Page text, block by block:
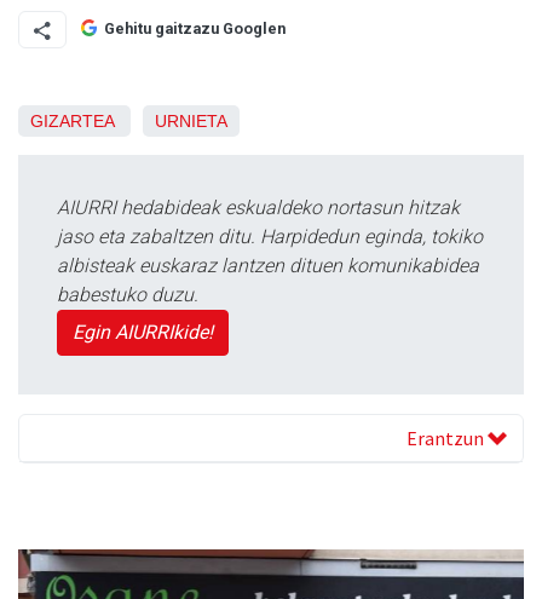
Gehitu gaitzazu Googlen
GIZARTEA URNIETA
AIURRI hedabideak eskualdeko nortasun hitzak
jaso eta zabaltzen ditu. Harpidedun eginda, tokiko
albisteak euskaraz lantzen dituen komunikabidea
babestuko duzu.
Egin AIURRIkide!
Erantzun